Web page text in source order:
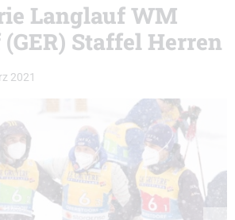
Langlauf WM
Staffel Herren
2021